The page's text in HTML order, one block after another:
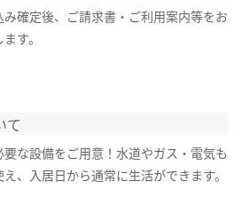
み確定後、ご請求書・ご利用案内等をお
す。
て
要な設備をご用意！水道やガス・電気も
、入居日から通常に生活ができます。